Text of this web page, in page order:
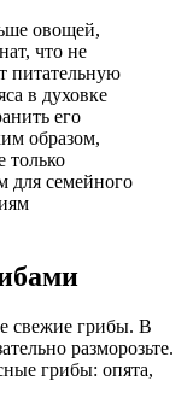
овощей,
что не
питательную
в духовке
его
образом,
только
для семейного
свежие грибы. В
разморозьте.
грибы: опята,